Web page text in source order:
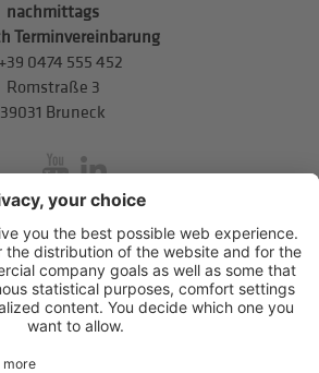
nachmittags
Terminvereinbarung
+39 0474 555 452
Romstraße 3
39031 Bruneck
inService
Boden,I-39100Bozen.T+39 0471 310
311. info@hds-bz.it
Impressum
Datenschutzerklärung